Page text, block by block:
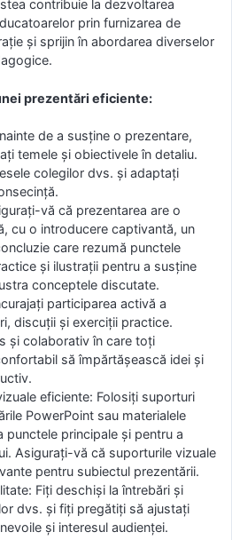
contribuie la dezvoltarea
prin furnizarea de
și sprijin în abordarea diverselor
prezentări eficiente:
de a susține o prezentare,
temele și obiectivele în detaliu.
colegilor dvs. și adaptați
vă că prezentarea are o
cu o introducere captivantă, un
care rezumă punctele
și ilustrații pentru a susține
conceptele discutate.
participarea activă a
discuții și exerciții practice.
și colaborativ în care toți
să împărtășească idei și
eficiente: Folosiți suporturi
PowerPoint sau materialele
punctele principale și pentru a
Asigurați-vă că suporturile vizuale
pentru subiectul prezentării.
Fiți deschiși la întrebări și
dvs. și fiți pregătiți să ajustați
și interesul audienței.